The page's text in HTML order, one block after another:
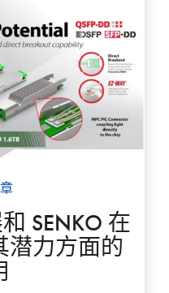
SENKO 在
潜力方面的